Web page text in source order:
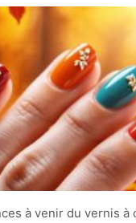
à venir du vernis à